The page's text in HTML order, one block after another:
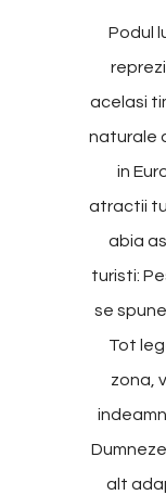
Podul
acelasi
naturale
in
atractii
abia
turisti:
se
Tot
zona,
alt